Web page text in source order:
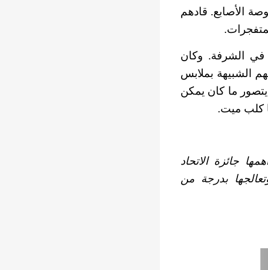
الأصابع. قادهم
في الشرفة. وكان
الشبيهة بملابس
ما كان يمكن
كلب ميت.
جائزة الاتحاد
بدرجة من